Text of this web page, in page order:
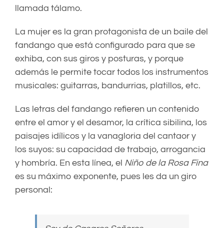
llamada tálamo.
La mujer es la gran protagonista de un baile del
fandango que está configurado para que se
exhiba, con sus giros y posturas, y porque
además le permite tocar todos los instrumentos
musicales: guitarras, bandurrias, platillos, etc.
Las letras del fandango refieren un contenido
entre el amor y el desamor, la crítica sibilina, los
paisajes idílicos y la vanagloria del cantaor y
los suyos: su capacidad de trabajo, arrogancia
y hombría. En esta línea, el Niño de la Rosa Fina
es su máximo exponente, pues les da un giro
personal: